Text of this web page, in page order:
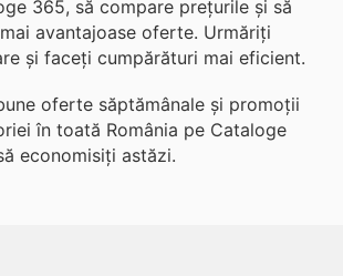
365, să compare prețurile și să
avantajoase oferte. Urmăriți
și faceți cumpărături mai eficient.
oferte săptămânale și promoții
în toată România pe Cataloge
economisiți astăzi.